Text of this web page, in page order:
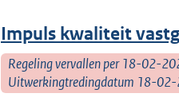
Impuls kwaliteit
Regeling vervallen per 18-02-
Uitwerkingtredingdatum 18-